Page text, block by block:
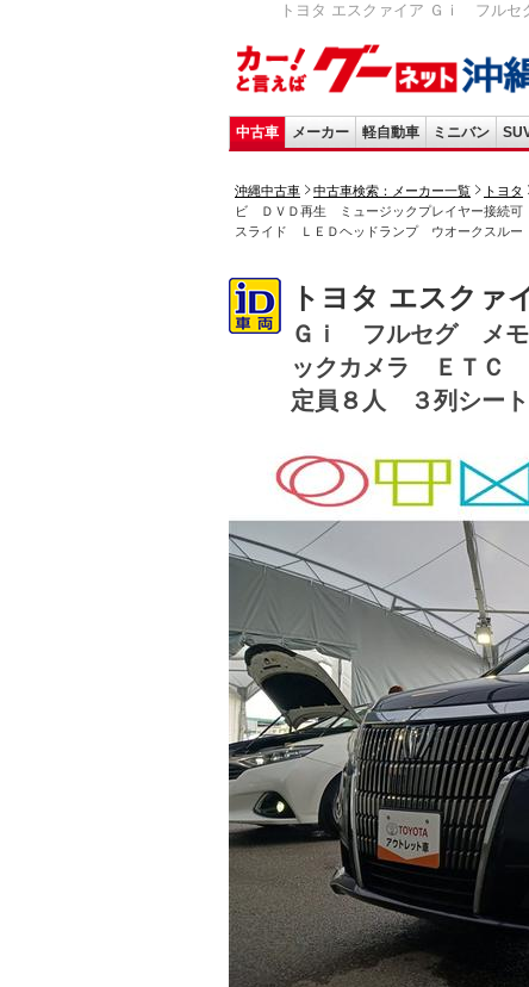
トヨタ エスクァイア Ｇｉ フ
中古車 メーカー 軽自動車 ミニバン
沖縄中古車 中古車検索：メーカー一覧 トヨタ
ビ ＤＶＤ再生 ミュージックプレイヤー接
スライド ＬＥＤヘッドランプ ウオークスル
トヨタ エスクァ
Ｇｉ フルセグ メ
ックカメラ ＥＴＣ
定員８人 ３列シート